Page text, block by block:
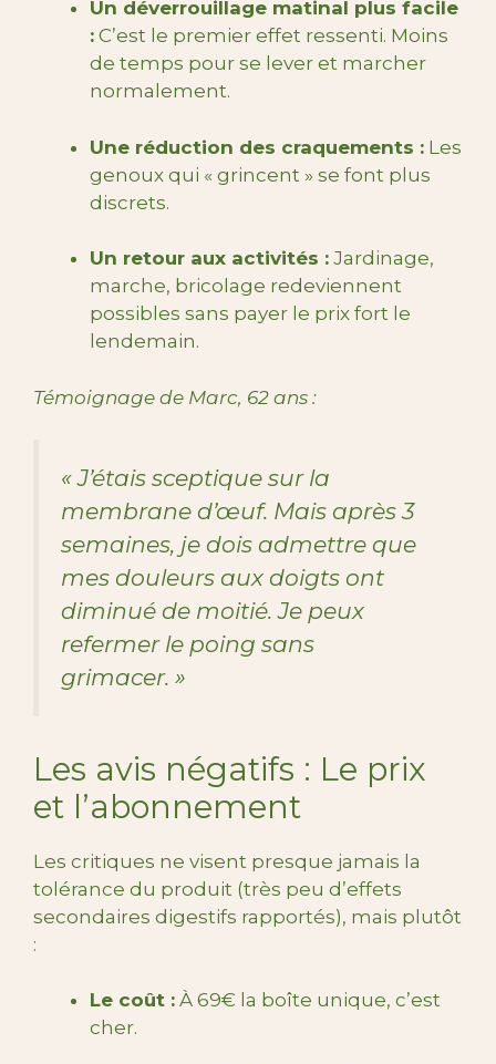
Un déverrouillage matinal plus facile
: C’est le premier effet ressenti. Moins
de temps pour se lever et marcher
normalement.
Une réduction des craquements : Les
genoux qui « grincent » se font plus
discrets.
Un retour aux activités : Jardinage,
marche, bricolage redeviennent
possibles sans payer le prix fort le
lendemain.
Témoignage de Marc, 62 ans :
« J’étais sceptique sur la
membrane d’œuf. Mais après 3
semaines, je dois admettre que
mes douleurs aux doigts ont
diminué de moitié. Je peux
refermer le poing sans
grimacer. »
Les avis négatifs : Le prix
et l’abonnement
Les critiques ne visent presque jamais la
tolérance du produit (très peu d’effets
secondaires digestifs rapportés), mais plutôt
:
Le coût : À 69€ la boîte unique, c’est
cher.